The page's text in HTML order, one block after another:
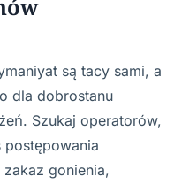
są tacy sami, a
dla dobrostanu
Szukaj operatorów,
gonienia,